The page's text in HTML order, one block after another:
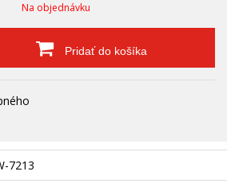
Na objednávku
Pridať do košíka
7213